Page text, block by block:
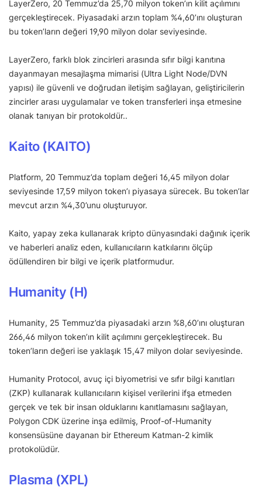
LayerZero, 20 Temmuz’da 25,70 milyon token’ın kilit açılımını
gerçekleştirecek. Piyasadaki arzın toplam %4,60’ını oluşturan
bu token’ların değeri 19,90 milyon dolar seviyesinde.
LayerZero, farklı blok zincirleri arasında sıfır bilgi kanıtına
dayanmayan mesajlaşma mimarisi (Ultra Light Node/DVN
yapısı) ile güvenli ve doğrudan iletişim sağlayan, geliştiricilerin
zincirler arası uygulamalar ve token transferleri inşa etmesine
olanak tanıyan bir protokoldür..
Kaito (KAITO)
Platform, 20 Temmuz’da toplam değeri 16,45 milyon dolar
seviyesinde 17,59 milyon token’ı piyasaya sürecek. Bu token’lar
mevcut arzın %4,30’unu oluşturuyor.
Kaito, yapay zeka kullanarak kripto dünyasındaki dağınık içerik
ve haberleri analiz eden, kullanıcıların katkılarını ölçüp
ödüllendiren bir bilgi ve içerik platformudur.
Humanity (H)
Humanity, 25 Temmuz’da piyasadaki arzın %8,60’ını oluşturan
266,46 milyon token’ın kilit açılımını gerçekleştirecek. Bu
token’ların değeri ise yaklaşık 15,47 milyon dolar seviyesinde.
Humanity Protocol, avuç içi biyometrisi ve sıfır bilgi kanıtları
(ZKP) kullanarak kullanıcıların kişisel verilerini ifşa etmeden
gerçek ve tek bir insan olduklarını kanıtlamasını sağlayan,
Polygon CDK üzerine inşa edilmiş, Proof-of-Humanity
konsensüsüne dayanan bir Ethereum Katman-2 kimlik
protokolüdür.
Plasma (XPL)